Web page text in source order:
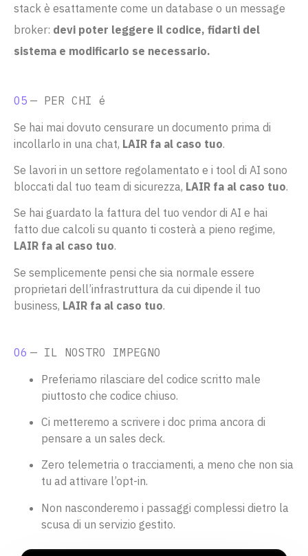
stack è esattamente come un database o un message
broker: devi poter leggere il codice, fidarti del
sistema e modificarlo se necessario.
05 — PER CHI é
Se hai mai dovuto censurare un documento prima di
incollarlo in una chat, LAIR fa al caso tuo.
Se lavori in un settore regolamentato e i tool di AI sono
bloccati dal tuo team di sicurezza, LAIR fa al caso tuo.
Se hai guardato la fattura del tuo vendor di AI e hai
fatto due calcoli su quanto ti costerà a pieno regime,
LAIR fa al caso tuo.
Se semplicemente pensi che sia normale essere
proprietari dell’infrastruttura da cui dipende il tuo
business, LAIR fa al caso tuo.
06 — IL NOSTRO IMPEGNO
Preferiamo rilasciare del codice scritto male
piuttosto che codice chiuso.
Ci metteremo a scrivere i doc prima ancora di
pensare a un sales deck.
Zero telemetria o tracciamenti, a meno che non sia
tu ad attivare l’opt-in.
Non nasconderemo i passaggi complessi dietro la
scusa di un servizio gestito.